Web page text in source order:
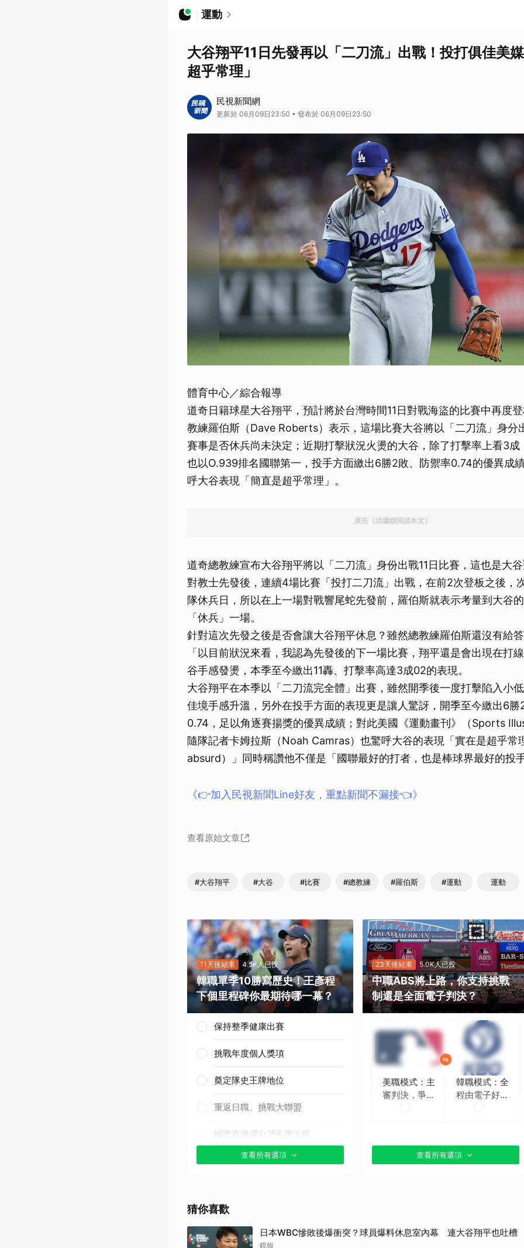
運動
大谷翔平11日先發再以「二刀流」出戰！投打俱佳美
超乎常理」
民視新聞網
更新於 06月09日23:50 • 發布於 06月09日23:50
體育中心／綜合報導
道奇日籍球星大谷翔平，預計將於台灣時間11日對戰海盜的比賽中再度
教練羅伯斯（Dave Roberts）表示，這場比賽大谷將以「二刀流」身分
賽事是否休兵尚未決定；近期打擊狀況火燙的大谷，除了打擊率上看3成
也以O.939排名國聯第一，投手方面繳出6勝2敗、防禦率0.74的優異成
呼大谷表現「簡直是超乎常理」。
廣告（請繼續閱讀本文）
道奇總教練宣布大谷翔平將以「二刀流」身份出戰11日比賽，這也是大
對教士先發後，連續4場比賽「投打二刀流」出戰，在前2次登板之後，
隊休兵日，所以在上一場對戰響尾蛇先發前，羅伯斯就表示考量到大谷
「休兵」一場。
針對這次先發之後是否會讓大谷翔平休息？雖然總教練羅伯斯還沒有給
「以目前狀況來看，我認為先發後的下一場比賽，翔平還是會出現在打
谷手感發燙，本季至今繳出11轟、打擊率高達3成02的表現。
大谷翔平在本季以「二刀流完全體」出賽，雖然開季後一度打擊陷入小
佳境手感升溫，另外在投手方面的表現更是讓人驚訝，開季至今繳出6勝
0.74，足以角逐賽揚獎的優異成績；對此美國《運動畫刊》（Sports
隨隊記者卡姆拉斯（Noah Camras）也驚呼大谷的表現「實在是超乎常
absurd）」同時稱讚他不僅是「國聯最好的打者，也是棒球界最好的投
《👉加入民視新聞Line好友，重點新聞不漏接👈》
查看原始文章
#大谷翔平 #大谷 #比賽 #總教練 #羅伯斯 #運動 運動
11天後結束 4.5K人已投
韓職單季10勝寫歷史！王彥程
下個里程碑你最期待哪一幕？
保持整季健康出賽
挑戰年度個人獎項
奠定隊史王牌地位
重返日職、挑戰大聯盟
國際賽擔綱台灣王牌主投
其他（歡迎貼文分享）
查看所有選項
23天後結束 5.0K人已投
中職ABS將上路，你支持挑戰
制還是全面電子判決？
美職模式：主
審判決，爭議
韓職模式：全
程由電子好球
查看所有選項
猜你喜歡
日本WBC慘敗後爆衝突？球員爆料休息室內幕 連大谷翔平也吐槽
鏡報